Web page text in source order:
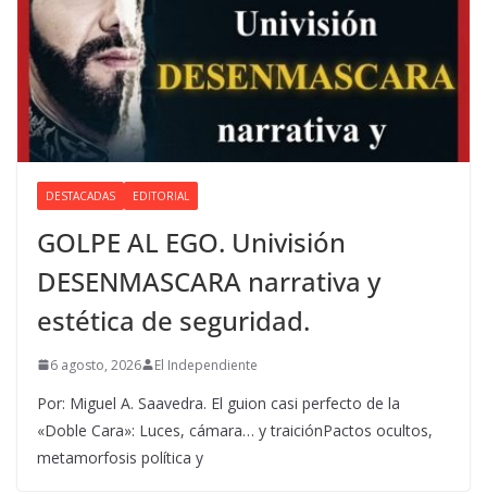
DESTACADAS EDITORIAL
GOLPE AL EGO. Univisión
DESENMASCARA narrativa y
estética de seguridad.
6 agosto, 2026 El Independiente
Por: Miguel A. Saavedra. El guion casi perfecto de la
«Doble Cara»: Luces, cámara… y traiciónPactos ocultos,
metamorfosis política y